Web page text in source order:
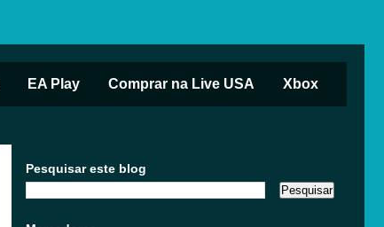
EA Play Comprar na Live USA Xbox
Pesquisar este blog